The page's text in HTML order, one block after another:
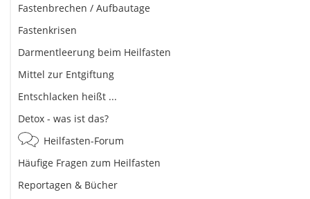
Fastenbrechen / Aufbautage
Fastenkrisen
Darmentleerung beim Heilfasten
Mittel zur Entgiftung
Entschlacken heißt ...
Detox - was ist das?
Heilfasten-Forum
Häufige Fragen zum Heilfasten
Reportagen & Bücher